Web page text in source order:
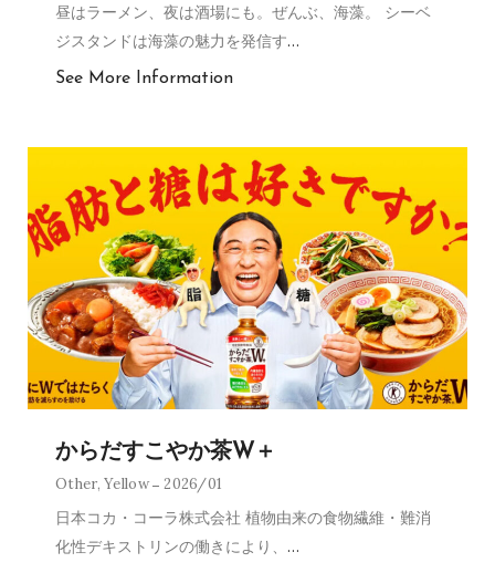
昼はラーメン、夜は酒場にも。ぜんぶ、海藻。 シーベ
ジスタンドは海藻の魅力を発信す…
See More Information
からだすこやか茶W＋
Other,Yellow 2026/01
日本コカ・コーラ株式会社 植物由来の食物繊維・難消
化性デキストリンの働きにより、 …